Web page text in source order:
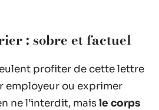
: sobre et factuel
profiter de cette lettre
employeur ou exprimer
ne l’interdit, maisle corps